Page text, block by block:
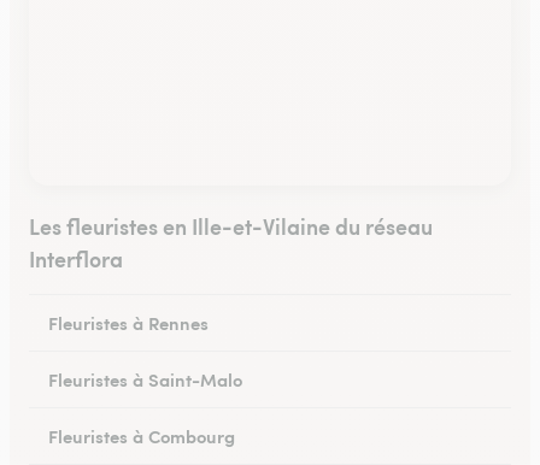
Les fleuristes en Ille-et-Vilaine du réseau
Interflora
Fleuristes à Rennes
Fleuristes à Saint-Malo
Fleuristes à Combourg